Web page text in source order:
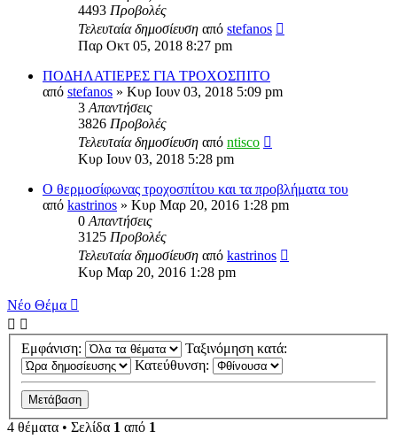
4493 Προβολές
Τελευταία δημοσίευση από stefanos
Παρ Οκτ 05, 2018 8:27 pm
ΠΟΔΗΛΑΤΙΕΡΕΣ ΓΙΑ ΤΡΟΧΟΣΠΙΤΟ
από stefanos » Κυρ Ιουν 03, 2018 5:09 pm
3 Απαντήσεις
3826 Προβολές
Τελευταία δημοσίευση από ntisco
Κυρ Ιουν 03, 2018 5:28 pm
Ο θερμοσίφωνας τροχοσπίτου και τα προβλήματα του
από kastrinos » Κυρ Μαρ 20, 2016 1:28 pm
0 Απαντήσεις
3125 Προβολές
Τελευταία δημοσίευση από kastrinos
Κυρ Μαρ 20, 2016 1:28 pm
Νέο Θέμα
Εμφάνιση:
Ταξινόμηση κατά:
Κατεύθυνση:
4 θέματα • Σελίδα 1 από 1